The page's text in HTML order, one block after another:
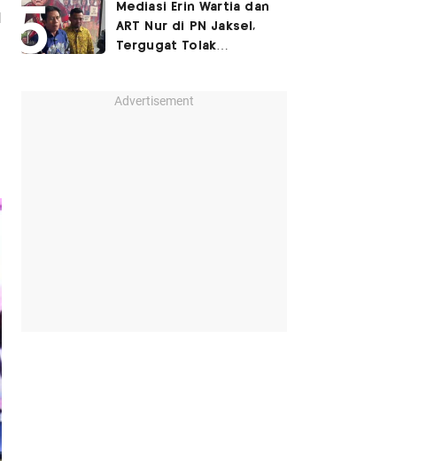
Mediasi Erin Wartia dan
ART Nur di PN Jaksel,
Tergugat Tolak
Advertisement